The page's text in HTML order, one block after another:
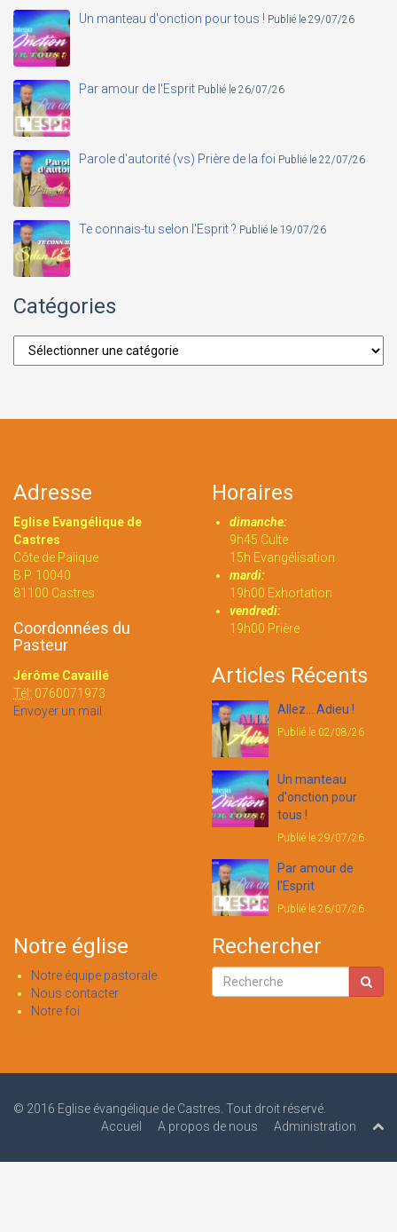
Un manteau d'onction pour tous ! Publié le 29/07/26
Par amour de l'Esprit Publié le 26/07/26
Parole d'autorité (vs) Prière de la foi Publié le 22/07/26
Te connais-tu selon l'Esprit ? Publié le 19/07/26
Catégories
Catégories
Adresse
Eglise Evangélique de
Castres
Côte de Palique
B.P. 10040
81100 Castres
Coordonnées du
Pasteur
Jérôme Cavaillé
Tél: 0760071973
Envoyer un mail
Horaires
dimanche:
9h45 Culte
15h Evangélisation
mardi:
19h00 Exhortation
vendredi:
19h00 Prière
Articles Récents
Allez... Adieu !
Publié le 02/08/26
Un manteau
d'onction pour
tous !
Publié le 29/07/26
Par amour de
l'Esprit
Publié le 26/07/26
Notre église
Notre équipe pastorale
Nous contacter
Notre foi
Rechercher
© 2016 Eglise évangélique de Castres. Tout droit réservé.
Accueil
A propos de nous Administration